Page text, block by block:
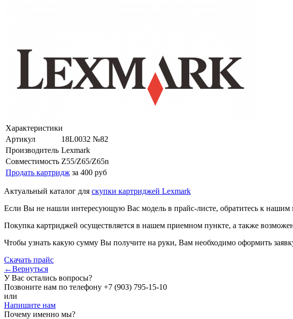
Характеристики
Артикул
18L0032 №82
Производитель Lexmark
Совместимость Z55/Z65/Z65n
Продать картридж за 400 руб
Актуальный каталог для скупки картриджей Lexmark
Если Вы не нашли интересующую Вас модель в прайс-листе, обратитесь к нашим
Покупка картриджей осуществляется в нашем приемном пункте, а также
Чтобы узнать какую сумму Вы получите на руки, Вам необходимо оформить
Скачать прайс
←Вернуться
У Вас остались вопросы?
Позвоните нам по телефону +7 (903) 795-15-10
или
Напишите нам
Почему именно мы?